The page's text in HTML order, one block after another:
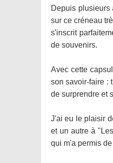
Depuis plusieurs
sur ce créneau
s'inscrit
de souvenirs.
Avec cette
son savoir-faire :
de surprendre et
J'ai eu le plaisir
et un autre à
qui m'a permis